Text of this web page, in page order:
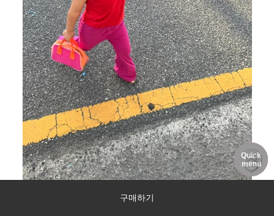
구매하기
NOTICE
MY PAGE
DELIVERY
Quick
menu